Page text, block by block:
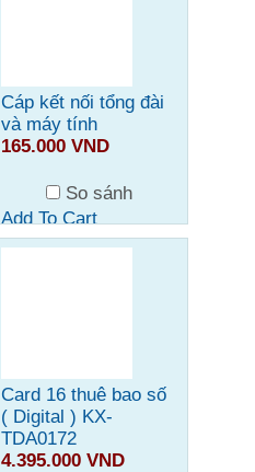
Cáp kết nối tổng đài
và máy tính
165.000 VND
So sánh
Add To Cart
Card 16 thuê bao số
( Digital ) KX-
TDA0172
4.395.000 VND